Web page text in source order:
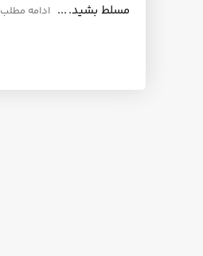
مسلط بشید.
ادامه مطلب